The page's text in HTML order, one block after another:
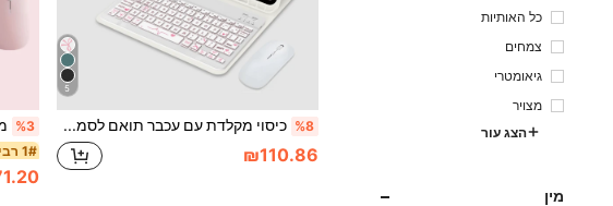
כל האותיות
צמחים
גיאומטרי
מצויר
הצג עור
מין
5
%8 כיסוי מקלדת עם עכבר תואם לסמסונג גלקסי טאב, רדם SE, מקלדת Bluetooth אלחוטית נשלפת (150mAh) וחריץ לעט עכבר (עיצוב פרפר)
₪110.86
%3
1# רבי מכר